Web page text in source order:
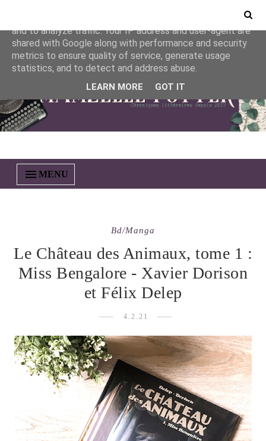
MENU
Bd/manga
Le Château des Animaux, tome 1 :
Miss Bengalore - Xavier Dorison
et Félix Delep
4.2.21
This site uses cookies from Google to deliver its services
and to analyze traffic. Your IP address and user-agent are
shared with Google along with performance and security
metrics to ensure quality of service, generate usage
statistics, and to detect and address abuse.
LEARN MORE GOT IT